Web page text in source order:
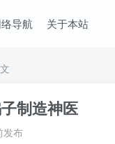
导航 关于本站
制造神医
发布